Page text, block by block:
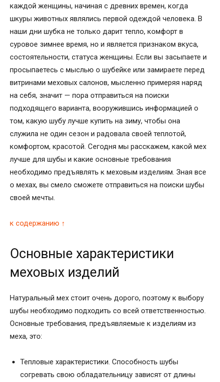
каждой женщины, начиная с древних времен, когда
шкуры животных являлись первой одеждой человека. В
наши дни шубка не только дарит тепло, комфорт в
суровое зимнее время, но и является признаком вкуса,
состоятельности, статуса женщины. Если вы засыпаете и
просыпаетесь с мыслью о шубейке или замираете перед
витринами меховых салонов, мысленно примеряя наряд
на себя, значит — пора отправиться на поиски
подходящего варианта, вооружившись информацией о
том, какую шубу лучше купить на зиму, чтобы она
служила не один сезон и радовала своей теплотой,
комфортом, красотой. Сегодня мы расскажем, какой мех
лучше для шубы и какие основные требования
необходимо предъявлять к меховым изделиям. Зная все
о мехах, вы смело сможете отправиться на поиски шубы
своей мечты.
к содержанию ↑
Основные характеристики
меховых изделий
Натуральный мех стоит очень дорого, поэтому к выбору
шубы необходимо подходить со всей ответственностью.
Основные требования, предъявляемые к изделиям из
меха, это:
Тепловые характеристики. Способность шубы
согревать свою обладательницу зависят от длины